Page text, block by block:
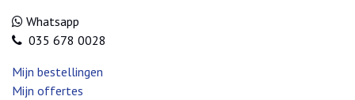
Whatsapp
035 678 0028
Mijn bestellingen
Mijn offertes